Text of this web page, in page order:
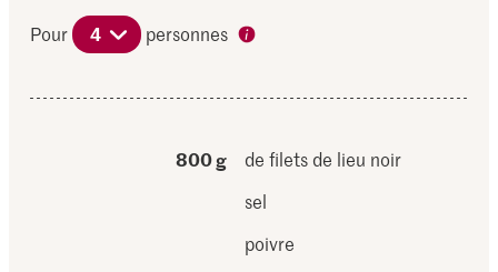
Pour 4 personnes
800 g
de filets de lieu noir
sel
poivre